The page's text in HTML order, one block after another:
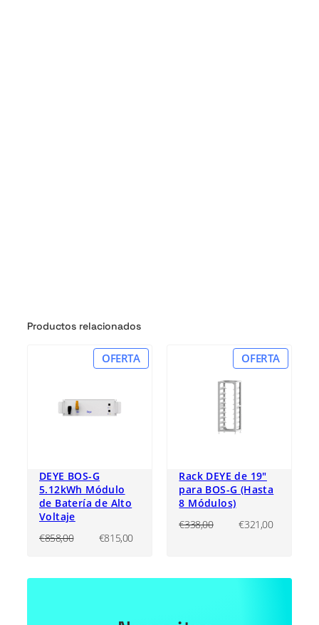
Productos relacionados
OFERTAPRODUCTO
EN
DEYE BOS-G
5.12kWh Módulo
de Batería de Alto
Voltaje
€858,00
era:
€815,00
es:
OFERTA
EN
Rack DEYE de 19″
para BOS-G (Hasta
8 Módulos)
€338,00
€338,00.
€321,00